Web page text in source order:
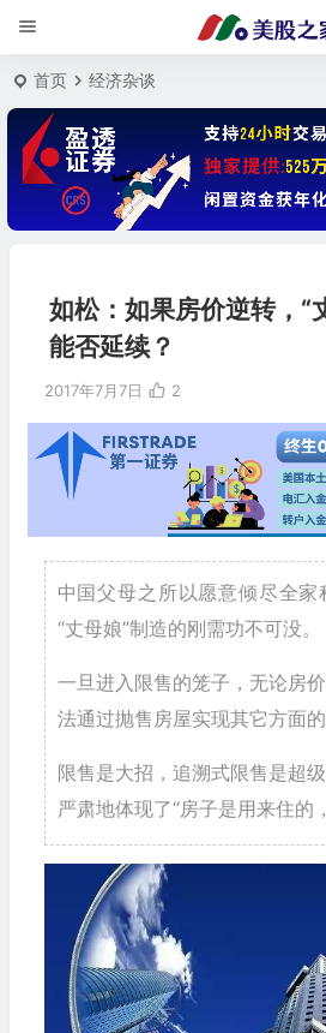
首页 经济杂谈
如松：如果房价逆转，“
能否延续？
2017年7月7日 2
中国父母之所以愿意倾尽全家
“丈母娘”制造的刚需功不可没。
一旦进入限售的笼子，无论房
法通过抛售房屋实现其它方面的
限售是大招，追溯式限售是超
严肃地体现了“房子是用来住的